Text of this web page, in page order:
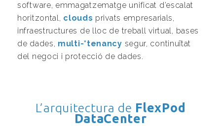
software, emmagatzematge unificat d’escalat
horitzontal, clouds privats empresarials,
infraestructures de lloc de treball virtual, bases
de dades, multi-*tenancy segur, continuïtat
del negoci i protecció de dades.
L’arquitectura de FlexPod
DataCenter